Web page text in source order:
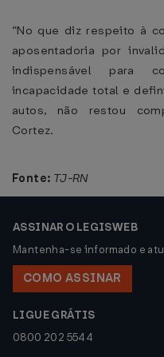
“No que diz respeito à
aposentadoria por
indispensável para
incapacidade total e
autos, não restou
Cortez.
Fonte: TJ-RN
ASSINAR O LEGISWEB
Mantenha-se informado e
COMO ASSINAR
LIGUE GRÁTIS
0800 202 5544